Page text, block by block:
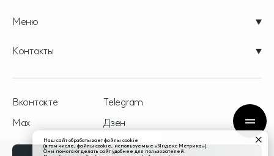
Меню
Контакты
Вконтакте
Telegram
Max
Дзен
Наш сайт обрабатывает файлы cookie
(в том числе, файлы cookie, используемые «Яндекс Метрика»).
Они помогают делать сайт удобнее для пользователей.